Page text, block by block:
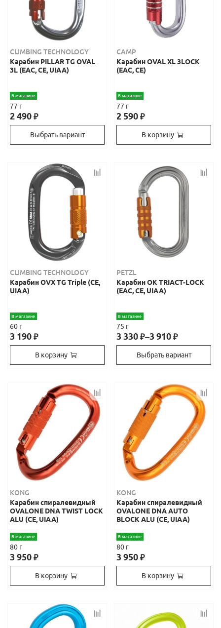
CLIMBING TECHNOLOGY
Карабин PILLAR TG OVAL
3L (ЕАС, СЕ, UIAA)
В магазине
77 г
2 490₽
Выбрать вариант
CAMP
Карабин OVAL XL 3LOCK
(ЕАС, СЕ)
В магазине
77 г
2 590₽
В корзину
CLIMBING TECHNOLOGY
Карабин OVX TG Triple (CE,
UIAA)
В магазине
60 г
3 190₽
В корзину
PETZL
Карабин OK TRIACT-LOCK
(ЕАС, СЕ, UIAA)
В магазине
75 г
3 330₽–3 910₽
Выбрать вариант
KONG
Карабин спиралевидный
OVALONE DNA TWIST LOCK
ALU (CE, UIAA)
В магазине
80 г
3 950₽
В корзину
KONG
Карабин спиралевидный
OVALONE DNA AUTO
BLOCK ALU (CE, UIAA)
В магазине
80 г
3 950₽
В корзину